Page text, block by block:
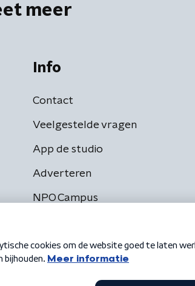
meer
Info
Contact
Veelgestelde vragen
App de studio
Adverteren
NPO Campus